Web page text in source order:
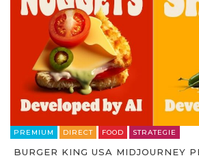
PREMIUM DIRECT FOOD STRATEGIE
BURGER KING USA MIDJOURNEY